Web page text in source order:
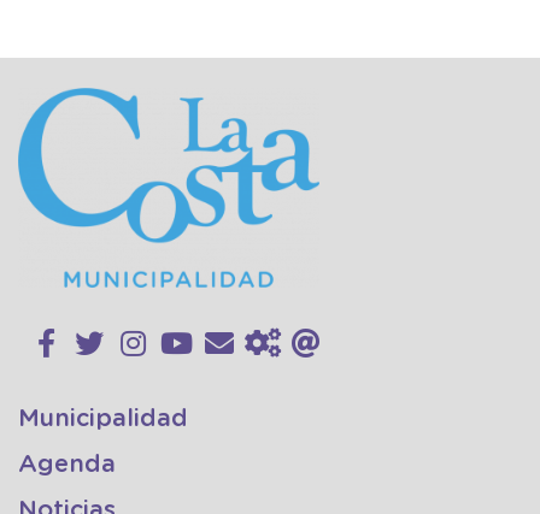
Municipalidad
Agenda